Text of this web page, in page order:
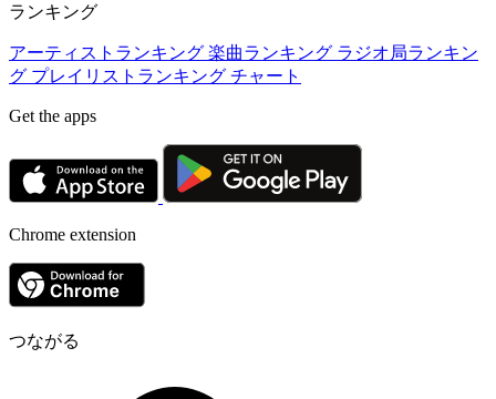
ランキング
アーティストランキング 楽曲ランキング ラジオ局ランキン
グ プレイリストランキング チャート
Get the apps
Chrome extension
つながる